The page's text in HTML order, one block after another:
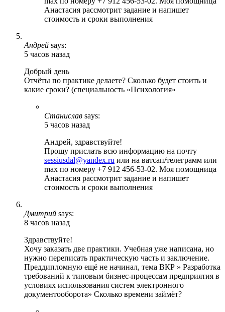
Анастасия рассмотрит задание и напишет
стоимость и сроки выполнения
Андрей says:
5 часов назад
Добрый день
Отчёты по практике делаете? Сколько будет стоить и
какие сроки? (специальность «Психология»
Станислав says:
5 часов назад
Андрей, здравствуйте!
Прошу прислать всю информацию на почту
sessiusdal@yandex.ru или на ватсап/телеграмм или
max по номеру +7 912 456-53-02. Моя помощница
Анастасия рассмотрит задание и напишет
стоимость и сроки выполнения
Дмитрий says:
8 часов назад
Здравствуйте!
Хочу заказать две практики. Учебная уже написана, но
нужно переписать практическую часть и заключение.
Преддипломную ещё не начинал, тема ВКР » Разработка
требований к типовым бизнес-процессам предприятия в
условиях использования систем электронного
документооборота» Сколько времени займёт?